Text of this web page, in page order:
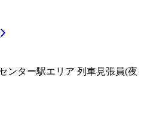
ンター駅エリア 列車見張員(夜